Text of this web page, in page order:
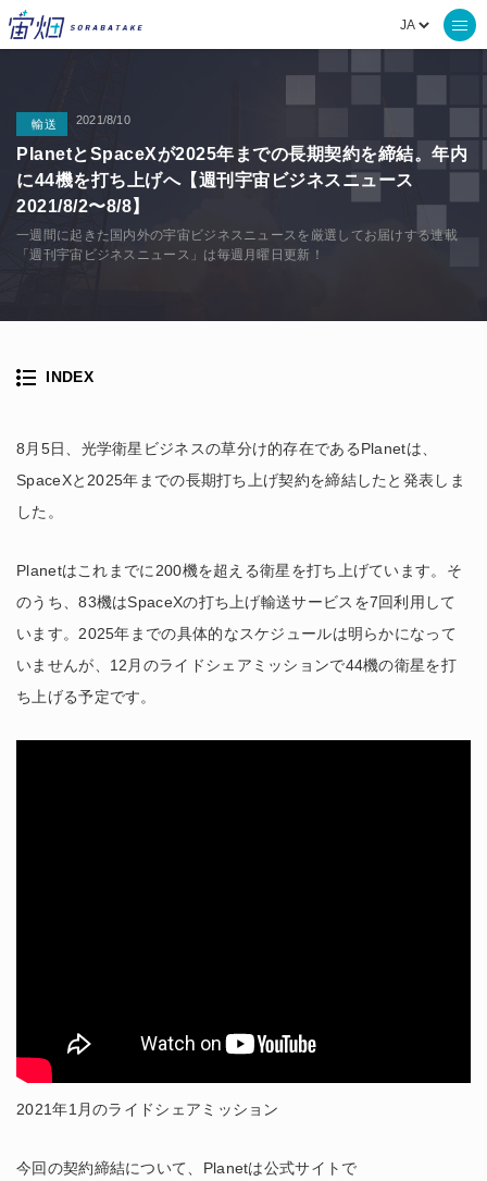
輸送 2021/8/10
PlanetとSpaceXが2025年までの長期契約を締結。年内
に44機を打ち上げへ【週刊宇宙ビジネスニュース
2021/8/2〜8/8】
一週間に起きた国内外の宇宙ビジネスニュースを厳選してお届けする連載
「週刊宇宙ビジネスニュース」は毎週月曜日更新！
8月5日、光学衛星ビジネスの草分け的存在であるPlanetは、
SpaceXと2025年までの長期打ち上げ契約を締結したと発表しま
した。
Planetはこれまでに200機を超える衛星を打ち上げています。そ
のうち、83機はSpaceXの打ち上げ輸送サービスを7回利用して
います。2025年までの具体的なスケジュールは明らかになって
いませんが、12月のライドシェアミッションで44機の衛星を打
ち上げる予定です。
2021年1月のライドシェアミッション
今回の契約締結について、Planetは公式サイトで
INDEX